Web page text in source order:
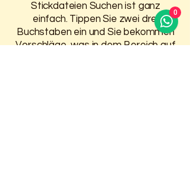
Stickdateien Suchen ist ganz
einfach. Tippen Sie zwei drei
Buchstaben ein und Sie bekommen
Vorschläge, was in dem Bereich auf
0